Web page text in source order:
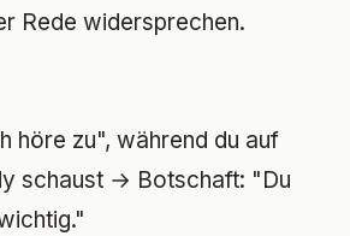
Rede widersprechen.
höre zu", während du auf
schaust → Botschaft: "Du